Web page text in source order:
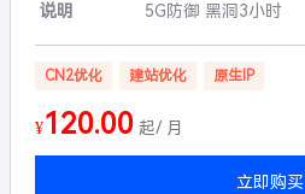
说明 5G防御 黑洞3小时
CN2优化 建站优化 原生IP
¥120.00 起/ 月
立即购买